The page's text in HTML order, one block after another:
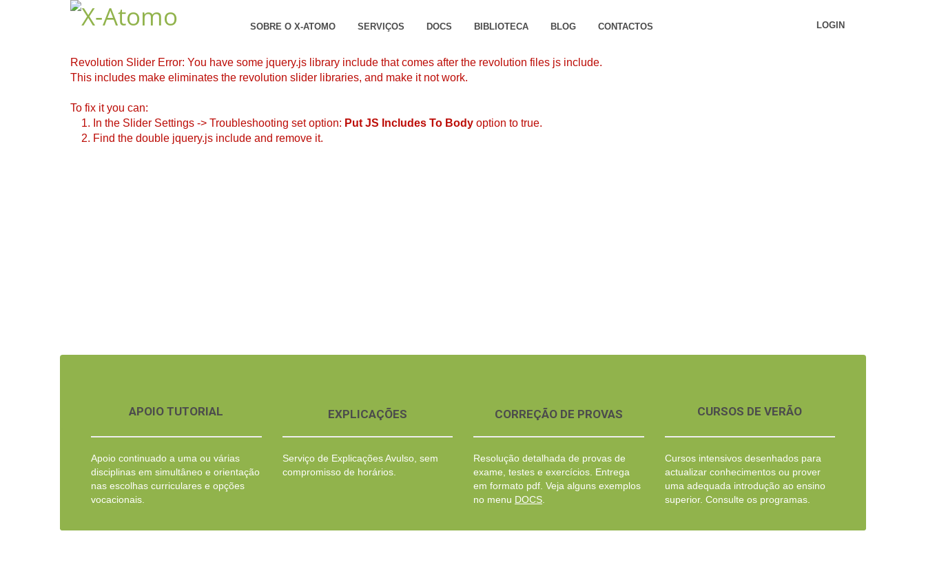
SOBRE O X-ATOMO SERVIÇOS DOCS BIBLIOTECA BLOG CONTACTOS LOGIN
Revolution Slider Error: You have some jquery.js library include that comes after the revolution files js include.
This includes make eliminates the revolution slider libraries, and make it not work.
To fix it you can:
1. In the Slider Settings -> Troubleshooting set option: Put JS Includes To Body option to true.
2. Find the double jquery.js include and remove it.
APOIO TUTORIAL EXPLICAÇÕES CORREÇÃO DE PROVAS CURSOS DE VERÃO
Apoio continuado a uma ou várias
disciplinas em simultâneo e orientação
nas escolhas curriculares e opções
vocacionais.
Serviço de Explicações Avulso, sem
compromisso de horários.
Resolução detalhada de provas de
exame, testes e exercícios. Entrega
em formato pdf. Veja alguns exemplos
no menu DOCS
Cursos intensivos desenhados para
actualizar conhecimentos ou prover
uma adequada introdução ao ensino
superior. Consulte os programas.